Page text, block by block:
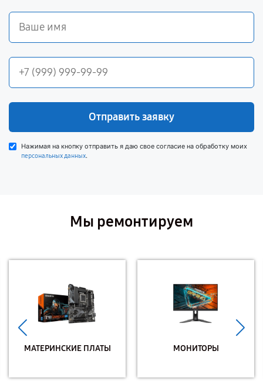
Отправить заявку
Нажимая на кнопку отправить я даю свое согласие на обработку моих
персональных данных.
Мы ремонтируем
МАТЕРИНСКИЕ ПЛАТЫ МОНИТОРЫ